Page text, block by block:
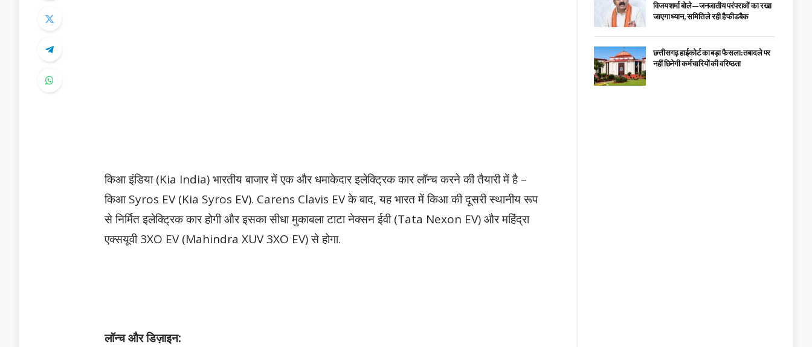
किआ इंडिया (Kia India) भारतीय बाजार में एक और धमाकेदार इलेक्ट्रिक कार लॉन्च करने की तैयारी में है –
किआ Syros EV (Kia Syros EV). Carens Clavis EV के बाद, यह भारत में किआ की दूसरी स्थानीय रूप
से निर्मित इलेक्ट्रिक कार होगी और इसका सीधा मुकाबला टाटा नेक्सन ईवी (Tata Nexon EV) और महिंद्रा
एक्सयूवी 3XO EV (Mahindra XUV 3XO EV) से होगा.
लॉन्च और डिज़ाइन:
विजय शर्मा बोले—जनजातीय परंपराओं का रखा
जाएगा ध्यान, समिति ले रही है फीडबैक
छत्तीसगढ़ हाईकोर्ट का बड़ा फैसला: तबादले पर
नहीं छिनेगी कर्मचारियों की वरिष्ठता